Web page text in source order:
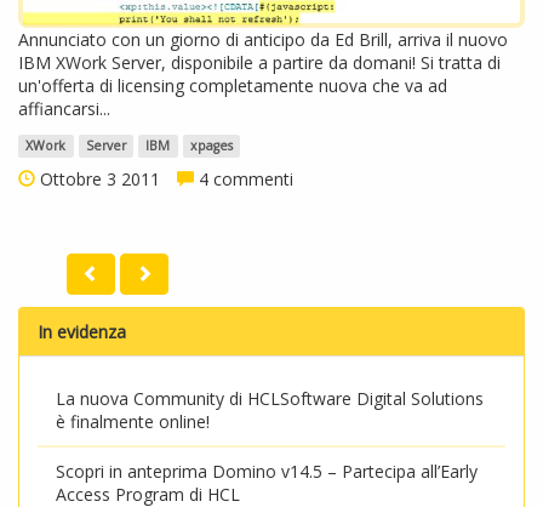
Annunciato con un giorno di anticipo da Ed Brill, arriva il nuovo
IBM XWork Server, disponibile a partire da domani! Si tratta di
un'offerta di licensing completamente nuova che va ad
affiancarsi...
XWork Server IBM xpages
Ottobre 3 2011 4 commenti
In evidenza
La nuova Community di HCLSoftware Digital Solutions
è finalmente online!
Scopri in anteprima Domino v14.5 – Partecipa all’Early
Access Program di HCL